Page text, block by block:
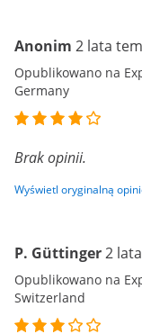
Anonim 2 lata
Opublikowano na
Germany
Brak opinii.
Wyświetl oryginalną
P. Güttinger2
Opublikowano na
Switzerland